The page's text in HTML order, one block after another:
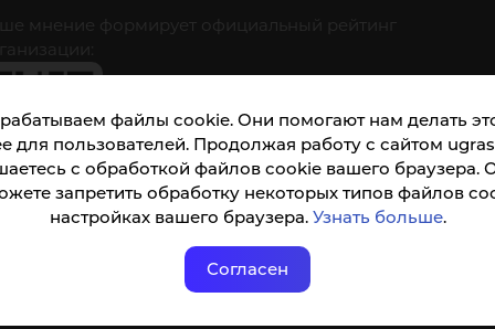
файлы cookie. Они помогают нам делать
для пользователей. Продолжая работу с сайтом
с обработкой файлов cookie вашего браузера.
запретить обработку некоторых типов файлов
настройках вашего браузера. Узнать больше.
Согласен
мнение формирует официальный рейтинг
доступна по QR-коду, а так же по прямой